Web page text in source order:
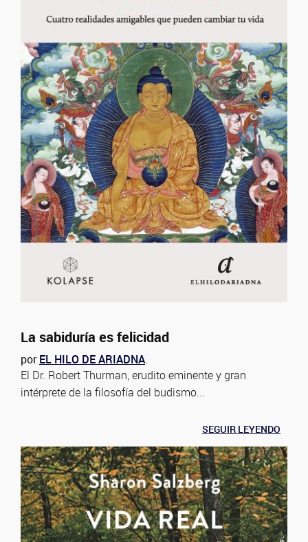
La sabiduría es felicidad
porEL HILO DE ARIADNA.
El Dr. Robert Thurman, erudito eminente y gran
intérprete de la filosofía del budismo...
SEGUIR LEYENDO